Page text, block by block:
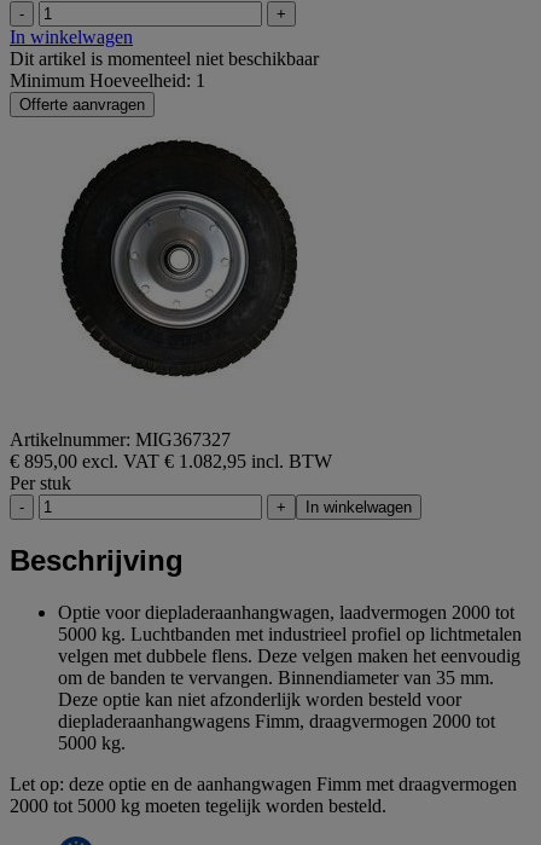
- +
In winkelwagen
Dit artikel is momenteel niet beschikbaar
Minimum Hoeveelheid: 1
Offerte aanvragen
Artikelnummer: MIG367327
€ 895,00 excl. VAT € 1.082,95 incl. BTW
Per stuk
- + In winkelwagen
Beschrijving
Optie voor diepladeraanhangwagen, laadvermogen 2000 tot
5000 kg. Luchtbanden met industrieel profiel op lichtmetalen
velgen met dubbele flens. Deze velgen maken het eenvoudig
om de banden te vervangen. Binnendiameter van 35 mm.
Deze optie kan niet afzonderlijk worden besteld voor
diepladeraanhangwagens Fimm, draagvermogen 2000 tot
5000 kg.
Let op: deze optie en de aanhangwagen Fimm met draagvermogen
2000 tot 5000 kg moeten tegelijk worden besteld.